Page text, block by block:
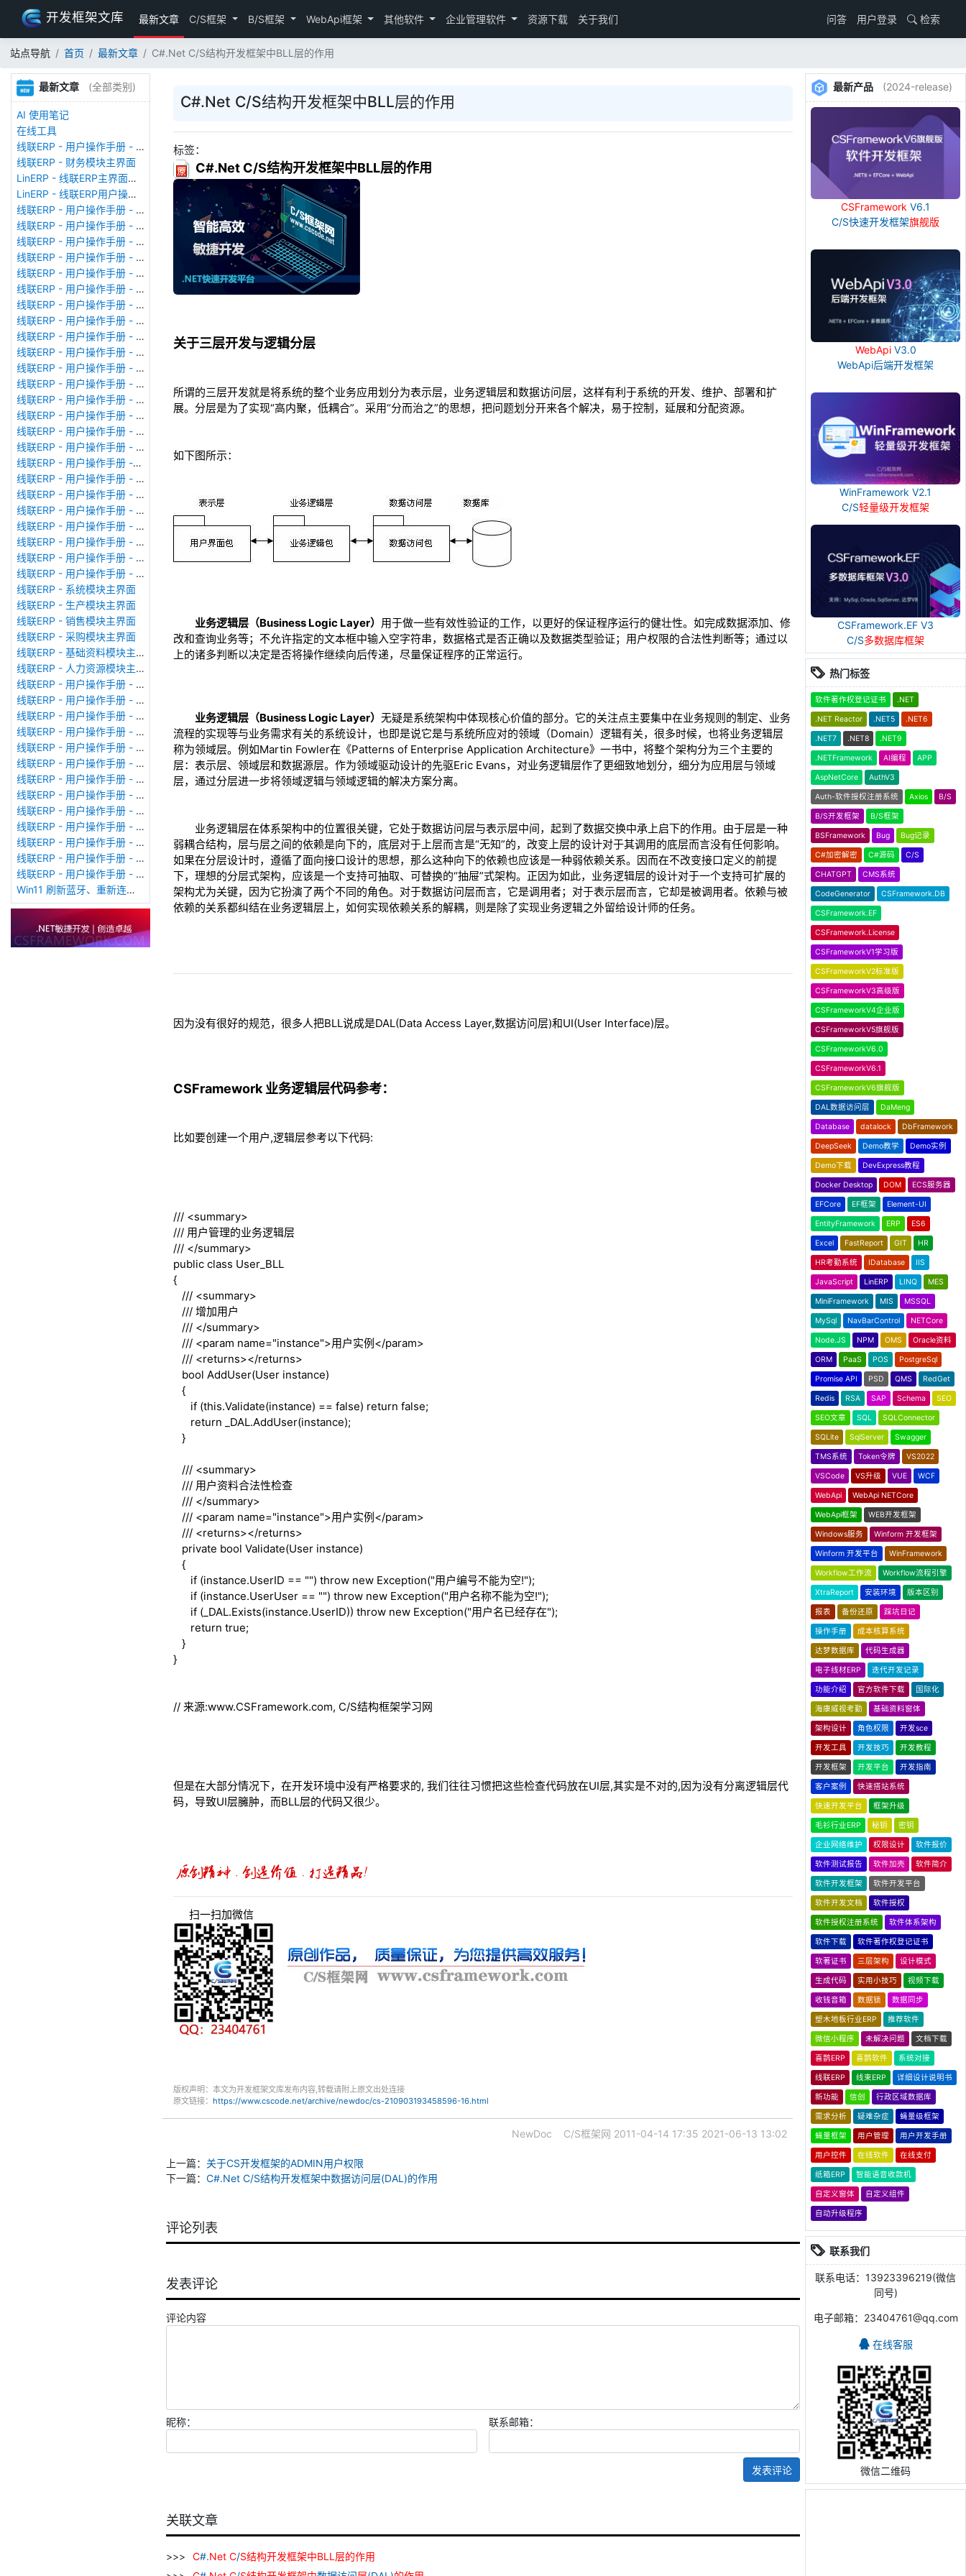
开发框架文库 最新文章 C/S框架 B/S框架 WebApi框架 其他软件 企业管理软件 资源下载 关于我们 问答 用户登录 检索
站点导航 首页 最新文章 C#.Net C/S结构开发框架中BLL层的作用
最新文章 (全部类别)
AI 使用笔记
在线工具
线联ERP - 用户操作手册 - 存货期初
线联ERP - 财务模块主界面
LinERP - 线联ERP主界面（HOME）
LinERP - 线联ERP用户操作手册 - 系统登陆
线联ERP - 用户操作手册 - 查看在线用户
线联ERP - 用户操作手册 - 数据备份
线联ERP - 用户操作手册 - 工厂管理
线联ERP - 用户操作手册 - 帐套管理
线联ERP - 用户操作手册 - 语种设置
线联ERP - 用户操作手册 - 国际化多语言
线联ERP - 用户操作手册 - 报表管理
线联ERP - 用户操作手册 - 字段名管理
线联ERP - 用户操作手册 - 模块管理
线联ERP - 用户操作手册 - 广播消息
线联ERP - 用户操作手册 - 审计日志
线联ERP - 用户操作手册 - 公司资料设置
线联ERP - 用户操作手册 - 系统参数设置
线联ERP - 用户操作手册 - 单据类型
线联ERP - 用户操作手册 - 号码规则
线联ERP - 用户操作手册 - 功能菜单
线联ERP - 用户操作手册 -分配临时角色
线联ERP - 用户操作手册 - 组织架构
线联ERP - 用户操作手册 - 用户管理
线联ERP - 用户操作手册 - 角色/岗位管理
线联ERP - 用户操作手册 - 暂估入库明细表
线联ERP - 用户操作手册 - 物料收发明细表
线联ERP - 用户操作手册 - 即时库存余额表
线联ERP - 用户操作手册 - 库存账龄分析表
线联ERP - 系统模块主界面
线联ERP - 生产模块主界面
线联ERP - 销售模块主界面
线联ERP - 采购模块主界面
线联ERP - 基础资料模块主界面
线联ERP - 人力资源模块主界面
线联ERP - 用户操作手册 - 个人考勤报表（横向）
线联ERP - 用户操作手册 - 部门考勤报表
线联ERP - 用户操作手册 - 个人考勤报表
线联ERP - 用户操作手册 - 考勤计算
线联ERP - 用户操作手册 - 节假日管理
线联ERP - 用户操作手册 - 请假管理
线联ERP - 用户操作手册 - 补卡管理
线联ERP - 用户操作手册 - 考勤设备管理
线联ERP - 用户操作手册 - 考勤参数配置
线联ERP - 用户操作手册 - 考勤设备绑定
线联ERP - 用户操作手册 - 员工档案
线联ERP - 用户操作手册 - 班次管理
线联ERP - 用户操作手册 - 排班管理
Win11 刷新蓝牙、重新连接蓝牙音响
C#.Net C/S结构开发框架中BLL层的作用
标签：
C#.Net C/S结构开发框架中BLL层的作用
关于三层开发与逻辑分层
所谓的三层开发就是将系统的整个业务应用划分为表示层，业务逻辑层和数据访问层，这样有利于系统的开发、维护、部署和扩
展。分层是为了实现“高内聚，低耦合”。采用“分而治之”的思想，把问题划分开来各个解决，易于控制，延展和分配资源。
如下图所示：
业务逻辑层（Business Logic Layer） 用于做一些有效性验证的工作，以更好的保证程序运行的健壮性。如完成数据添加、修
改和查询业务等；不允许指定的文本框中输入空字符串，数据格式是否正确以及数据类型验证；用户权限的合法性判断等；通过以
上的诸多判断以决定是否将操作继续向后传递，尽量保证程序的正常运行。
业务逻辑层（Business Logic Layer） 无疑是系统架构中体现核心价值的部分。它的关注点主要集中在业务规则的制定、业务
流程的实现等与业务需求有关的系统设计，也即是说它是与系统所应对的领域（Domain）逻辑有关，很多时候，也将业务逻辑层
称为领域层。例如Martin Fowler在《Patterns of Enterprise Application Architecture》一书中，将整个架构分为三个主要的
层：表示层、领域层和数据源层。作为领域驱动设计的先驱Eric Evans，对业务逻辑层作了更细致地划分，细分为应用层与领域
层，通过分层进一步将领域逻辑与领域逻辑的解决方案分离。
业务逻辑层在体系架构中的位置很关键，它处于数据访问层与表示层中间，起到了数据交换中承上启下的作用。由于层是一种
弱耦合结构，层与层之间的依赖是向下的，底层对于上层而言是“无知”的，改变上层的设计对于其调用的底层而言没有任何影响。
如果在分层设计时，遵循了面向接口设计的思想，那么这种向下的依赖也应该是一种弱依赖关系。因而在不改变接口定义的前提
下，理想的分层式架构，应该是一个支持可抽取、可替换的“抽屉”式架构。正因为如此，业务逻辑层的设计对于一个支持可扩展的
架构尤为关键，因为它扮演了两个不同的角色。对于数据访问层而言，它是调用者；对于表示层而言，它却是被调用者。依赖与被
依赖的关系都纠结在业务逻辑层上，如何实现依赖关系的解耦，则是除了实现业务逻辑之外留给设计师的任务。
因为没有很好的规范，很多人把BLL说成是DAL(Data Access Layer,数据访问层)和UI(User Interface)层。
CSFramework 业务逻辑层代码参考：
比如要创建一个用户,逻辑层参考以下代码:
/// <summary>
/// 用户管理的业务逻辑层
/// </summary>
public class User_BLL
{
/// <summary>
/// 增加用户
/// </summary>
/// <param name="instance">用户实例 </param>
/// <returns></returns>
bool AddUser(User instance)
{
if (this.Validate(instance) == false) return false;
return _DAL.AddUser(instance);
}
/// <summary>
/// 用户资料合法性检查
/// </summary>
/// <param name="instance">用户实例 </param>
/// <returns></returns>
private bool Validate(User instance)
{
if (instance.UserID == "") throw new Exception("用户编号不能为空!");
if (instance.UserUser == "") throw new Exception("用户名称不能为空!");
if (_DAL.Exists(instance.UserID)) throw new Exception("用户名已经存在");
return true;
}
}
// 来源:www.CSFramework.com, C/S结构框架学习网
但是在大部分情况下，在开发环境中没有严格要求的, 我们往往习惯把这些检查代码放在UI层,其实是不对的,因为没有分离逻辑层代
码，导致UI层臃肿，而BLL层的代码又很少。
扫一扫加微信
版权声明：本文为开发框架文库发布内容,转载请附上原文出处连接
原文链接： https://www.cscode.net/archive/newdoc/cs-210903193458596-16.html
NewDoc C/S框架网 2011-04-14 17:35 2021-06-13 13:02
上一篇： 关于CS开发框架的ADMIN用户权限
下一篇： C#.Net C/S结构开发框架中数据访问层(DAL)的作用
评论列表
发表评论
评论内容
昵称： 联系邮箱：
发表评论
关联文章
C#.Net C/S结构开发框架中BLL 层的作用
最新产品 (2024-release)
CSFramework V6.1
C/S快速开发框架旗舰版
WebApiV3.0
WebApi后端开发框架
WinFramework V2.1
C/S轻量级开发框架
CSFramework.EF V3
C/S多数据库框架
热门标签
软件著作权登记证书 .NET
.NET Reactor .NET5 .NET6
.NET7 .NET8 .NET9
.NETFramework AI编程 APP
AspNetCore AuthV3
Auth-软件授权注册系统 Axios B/S
B/S开发框架 B/S框架
BSFramework Bug Bug记录
C#加密解密 C#源码 C/S
CHATGPT CMS系统
CodeGenerator CSFramework.DB
CSFramework.EF
CSFramework.License
CSFrameworkV1学习版
CSFrameworkV2标准版
CSFrameworkV3高级版
CSFrameworkV4企业版
CSFrameworkV5旗舰版
CSFrameworkV6.0
CSFrameworkV6.1
CSFrameworkV6旗舰版
DAL数据访问层 DaMeng
Database datalock DbFramework
DeepSeek Demo教学 Demo实例
Demo下载 DevExpress教程
Docker Desktop DOM ECS服务器
EFCore EF框架 Element-UI
EntityFramework ERP ES6
Excel FastReport GIT HR
HR考勤系统 IDatabase IIS
JavaScript LinERP LINQ MES
MiniFramework MIS MSSQL
MySql NavBarControl NETCore
Node.JS NPM OMS Oracle资料
ORM PaaS POS PostgreSql
Promise API PSD QMS RedGet
Redis RSA SAP Schema SEO
SEO文章 SQL SQLConnector
SQLite SqlServer Swagger
TMS系统 Token令牌 VS2022
VSCode VS升级 VUE WCF
WebApi WebApi NETCore
WebApi框架 WEB开发框架
Windows服务 Winform 开发框架
Winform 开发平台 WinFramework
Workflow工作流 Workflow流程引擎
XtraReport 安装环境 版本区别
报表 备份还原 踩坑日记
操作手册 成本核算系统
达梦数据库 代码生成器
电子线材ERP 迭代开发记录
功能介绍 官方软件下载 国际化
海康威视考勤 基础资料窗体
架构设计 角色权限 开发sce
开发工具 开发技巧 开发教程
开发框架 开发平台 开发指南
客户案例 快速搭站系统
快速开发平台 框架升级
毛衫行业ERP 秘钥 密钥
企业网络维护 权限设计 软件报价
软件测试报告 软件加壳 软件简介
软件开发框架 软件开发平台
软件开发文档 软件授权
软件授权注册系统 软件体系架构
软件下载 软件著作权登记证书
软著证书 三层架构 设计模式
生成代码 实用小技巧 视频下载
收钱音箱 数据锁 数据同步
塑木地板行业ERP 推荐软件
微信小程序 未解决问题 文档下载
喜鹊ERP 喜鹊软件 系统对接
线联ERP 线束ERP 详细设计说明书
新功能 信创 行政区域数据库
需求分析 疑难杂症 蝇量级框架
蝇量框架 用户管理 用户开发手册
用户控件 在线软件 在线支付
纸箱ERP 智能语音收款机
自定义窗体 自定义组件
自动升级程序
联系我们
联系电话：13923396219(微信
同号)
电子邮箱：23404761@qq.com
在线客服
微信二维码